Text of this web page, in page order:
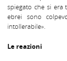
spiegato che si era
ebrei sono
intollerabile».
Le reazioni